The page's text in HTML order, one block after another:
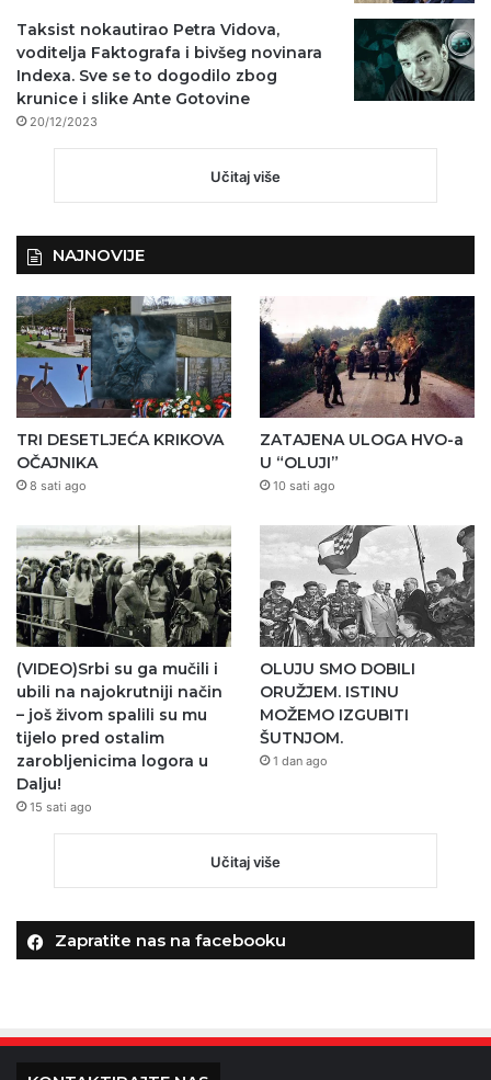
Taksist nokautirao Petra Vidova,
voditelja Faktografa i bivšeg novinara
Indexa. Sve se to dogodilo zbog
krunice i slike Ante Gotovine
20/12/2023
Učitaj više
NAJNOVIJE
TRI DESETLJEĆA KRIKOVA
OČAJNIKA
8 sati ago
ZATAJENA ULOGA HVO-a
U “OLUJI”
10 sati ago
(VIDEO)Srbi su ga mučili i
ubili na najokrutniji način
– još živom spalili su mu
tijelo pred ostalim
zarobljenicima logora u
Dalju!
15 sati ago
OLUJU SMO DOBILI
ORUŽJEM. ISTINU
MOŽEMO IZGUBITI
ŠUTNJOM.
1 dan ago
Učitaj više
Zapratite nas na facebooku